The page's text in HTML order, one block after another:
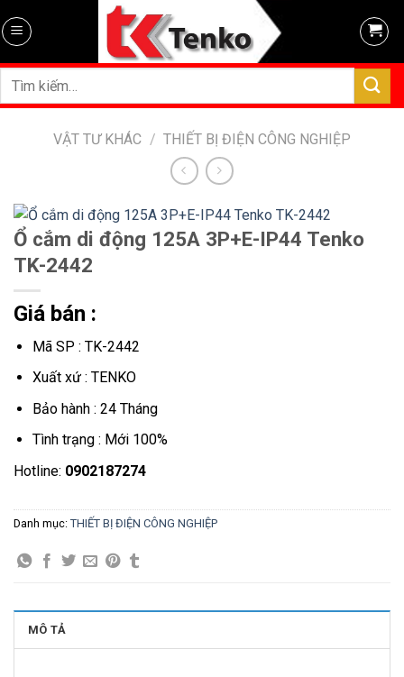
to
Tìm
VẬT TƯ KHÁC / THIẾT BỊ ĐIỆN CÔNG NGHIỆP
Ổ cắm di động 125A 3P+E-IP44 Tenko
TK-2442
Giá bán :
Mã SP : TK-2442
Xuất xứ : TENKO
Bảo hành : 24 Tháng
Tình trạng : Mới 100%
Hotline: 0902187274
Danh mục: THIẾT BỊ ĐIỆN CÔNG NGHIỆP
MÔ TẢ